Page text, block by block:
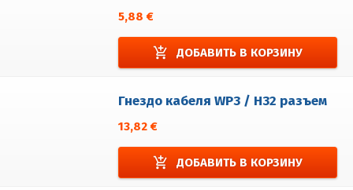
5,88 €
add_shopping_cart ДОБАВИТЬ В КОРЗИНУ
Гнездо кабеля WP3 / H32 разъем
13,82 €
add_shopping_cart ДОБАВИТЬ В КОРЗИНУ